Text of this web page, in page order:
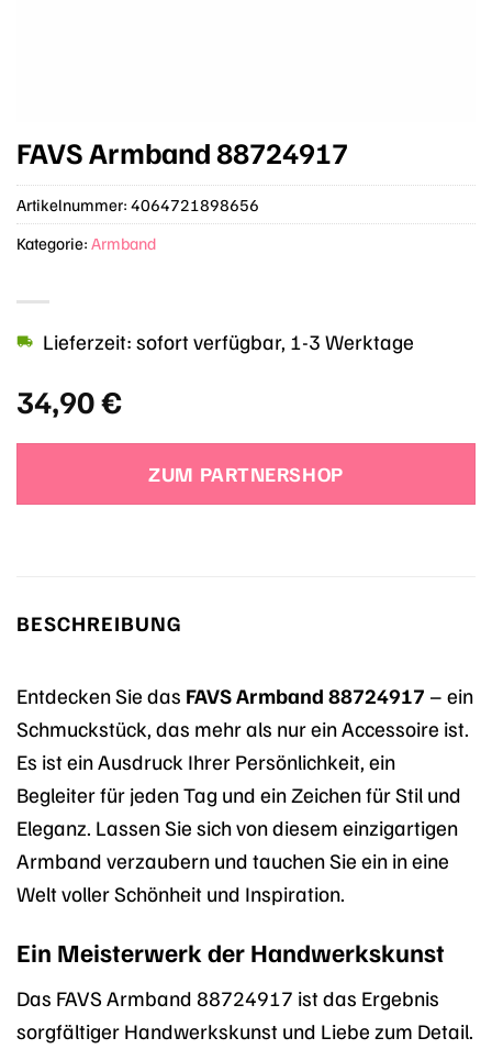
FAVS Armband 88724917
34,90€
Lieferzeit: sofort verfügbar, 1-3 Werktage
ZUM PARTNERSHOP
Artikelnummer: 4064721898656
Kategorie: Armband
BESCHREIBUNG
Entdecken Sie das FAVS Armband 88724917 – ein
Schmuckstück, das mehr als nur ein Accessoire ist.
Es ist ein Ausdruck Ihrer Persönlichkeit, ein
Begleiter für jeden Tag und ein Zeichen für Stil und
Eleganz. Lassen Sie sich von diesem einzigartigen
Armband verzaubern und tauchen Sie ein in eine
Welt voller Schönheit und Inspiration.
Ein Meisterwerk der Handwerkskunst
Das FAVS Armband 88724917 ist das Ergebnis
sorgfältiger Handwerkskunst und Liebe zum Detail.